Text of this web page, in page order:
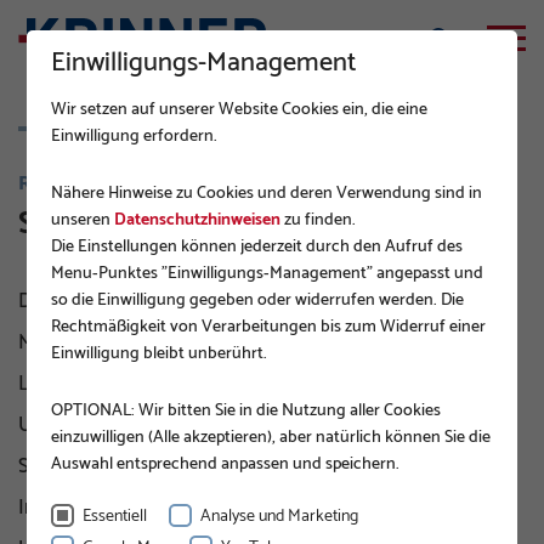
REFERENZ
Strail Minilärmschutzwände
Die Kombination von KRINNER Schraubfundamenten mit
Minilärmschutzwänden ist eine effektive Lösung zur
Lärmbekämpfung entlang von Gleisen oder in lauten
Umgebungen. Die zuverlässigen KRINNER
Schraubfundamente ermöglichen eine schnelle
Installation ohne Betonarbeiten und schützen dabei die
Einwilligungs-Management
Wir setzen auf unserer Website Cookies ein, die eine
Einwilligung erfordern.
Nähere Hinweise zu Cookies und deren Verwendung sind in
unseren Datenschutzhinweisenzu finden.
Die Einstellungen können jederzeit durch den Aufruf des
Menu-Punktes "Einwilligungs-Management" angepasst und
so die Einwilligung gegeben oder widerrufen werden. Die
Rechtmäßigkeit von Verarbeitungen bis zum Widerruf einer
Einwilligung bleibt unberührt.
OPTIONAL: Wir bitten Sie in die Nutzung aller Cookies
einzuwilligen (Alle akzeptieren), aber natürlich können Sie die
Auswahl entsprechend anpassen und speichern.
Essentiell
Analyse und Marketing